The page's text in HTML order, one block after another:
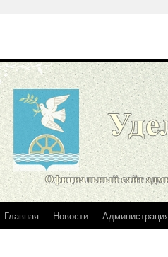
Перейти
Главная Новости